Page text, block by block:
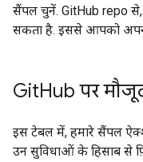
सैंपल चुनें. GitHub repo से,
सकता है. इससे आपको अपनी
GitHub पर
इस टेबल में, हमारे सैंपल
उन सुविधाओं के हिसाब से